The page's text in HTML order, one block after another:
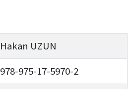
Hakan UZUN
978-975-17-5970-2